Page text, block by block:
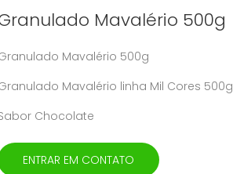
Mavalério 500g
Mavalério 500g
Mavalério linha Mil Cores 500g
Chocolate
ENTRAR EM CONTATO